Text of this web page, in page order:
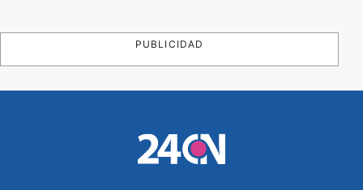
PUBLICIDAD